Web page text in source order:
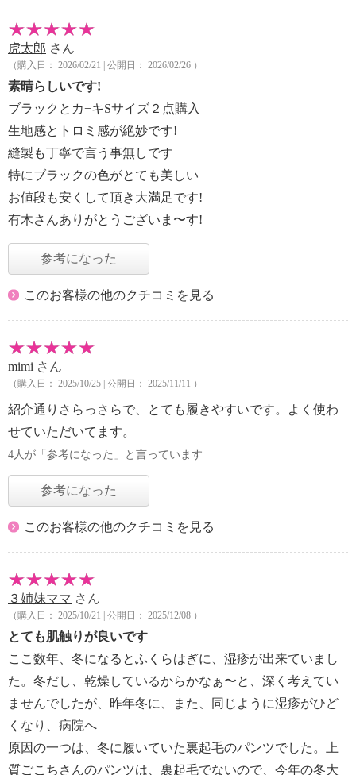
虎太郎 さん
（購入日： 2026/02/21 | 公開日： 2026/02/26 ）
素晴らしいです!
ブラックとカ−キSサイズ２点購入
生地感とトロミ感が絶妙です!
縫製も丁寧で言う事無しです
特にブラックの色がとても美しい
お値段も安くして頂き大満足です!
有木さんありがとうございま〜す!
参考になった
このお客様の他のクチコミを見る
mimi さん
（購入日： 2025/10/25 | 公開日： 2025/11/11 ）
紹介通りさらっさらで、とても履きやすいです。よく使わ
せていただいてます。
4人が「参考になった」と言っています
参考になった
このお客様の他のクチコミを見る
３姉妹ママ さん
（購入日： 2025/10/21 | 公開日： 2025/12/08 ）
とても肌触りが良いです
ここ数年、冬になるとふくらはぎに、湿疹が出来ていまし
た。冬だし、乾燥しているからかなぁ〜と、深く考えてい
ませんでしたが、昨年冬に、また、同じように湿疹がひど
くなり、病院へ
原因の一つは、冬に履いていた裏起毛のパンツでした。上
質ごこちさんのパンツは、裏起毛でないので、今年の冬大